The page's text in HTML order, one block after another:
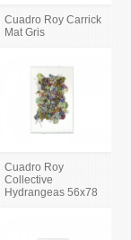
Cuadro Roy Carrick
Mat Gris
Cuadro Roy
Collective
Hydrangeas 56x78